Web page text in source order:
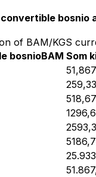
bosnio
of BAM/KGS
bosnioBAM Som